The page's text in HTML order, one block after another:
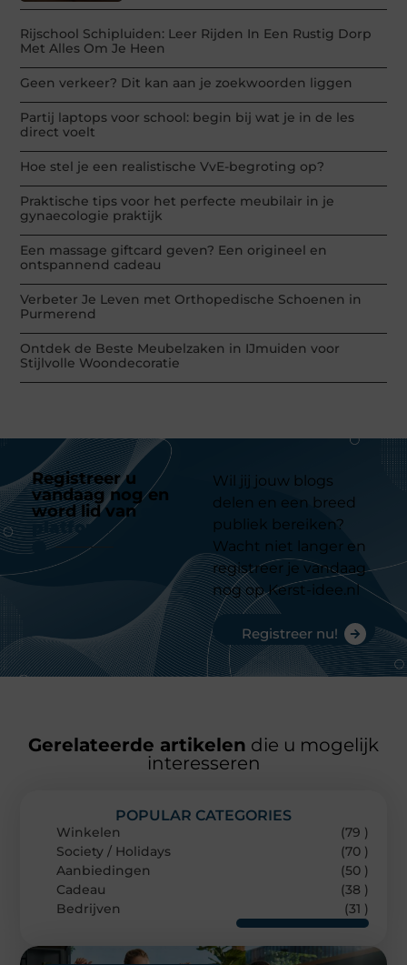
Rijschool Schipluiden: Leer Rijden In Een Rustig Dorp
Met Alles Om Je Heen
Geen verkeer? Dit kan aan je zoekwoorden liggen
Partij laptops voor school: begin bij wat je in de les
direct voelt
Hoe stel je een realistische VvE-begroting op?
Praktische tips voor het perfecte meubilair in je
gynaecologie praktijk
Een massage giftcard geven? Een origineel en
ontspannend cadeau
Verbeter Je Leven met Orthopedische Schoenen in
Purmerend
Ontdek de Beste Meubelzaken in IJmuiden voor
Stijlvolle Woondecoratie
Registreer u
vandaag nog en
word lid van
platform
Wil jij jouw blogs
delen en een breed
publiek bereiken?
Wacht niet langer en
registreer je vandaag
nog op Kerst-idee.nl
Registreer nu!
Gerelateerde artikelen die u mogelijk
interesseren
POPULAR CATEGORIES
Winkelen
(79 )
Society / Holidays
(70 )
Aanbiedingen
(50 )
Cadeau
(38 )
Bedrijven
(31 )